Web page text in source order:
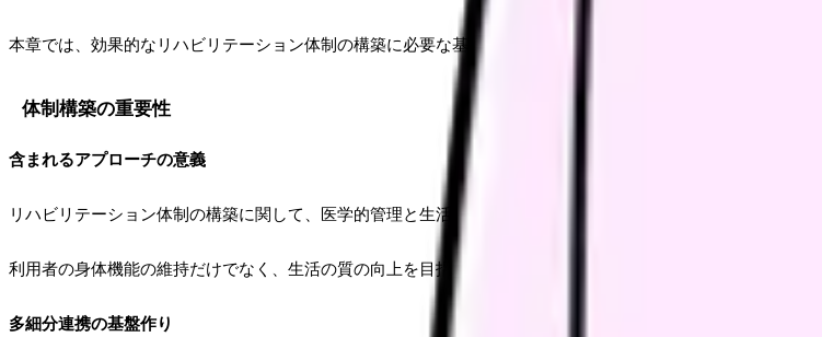
本章では、効果的なリハビリテーション体制の構築に必要な基本方針と具体的な整備手順について解説します。
体制構築の重要性
含まれるアプローチの意義
リハビリテーション体制の構築に関して、医学的管理と生活支援の統合的なアプローチは有料です。
利用者の身体機能の維持だけでなく、生活の質の向上を目指した支援的な体制を整備することが求められます。
多細分連携の基盤作り